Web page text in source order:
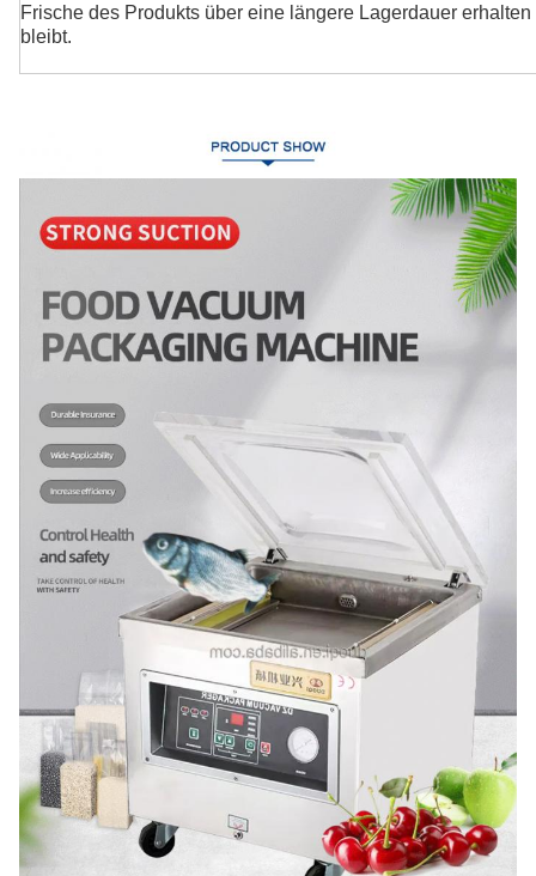
Frische des Produkts über eine längere Lagerdauer erhalten
bleibt.